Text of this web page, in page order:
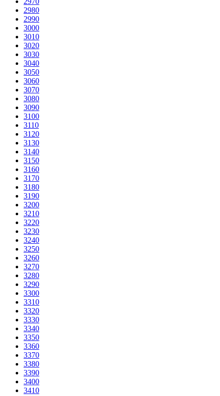
2980
2990
3000
3010
3020
3030
3040
3050
3060
3070
3080
3090
3100
3110
3120
3130
3140
3150
3160
3170
3180
3190
3200
3210
3220
3230
3240
3250
3260
3270
3280
3290
3300
3310
3320
3330
3340
3350
3360
3370
3380
3390
3400
3410